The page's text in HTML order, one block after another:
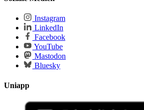
Instagram
LinkedIn
Facebook
YouTube
Mastodon
Bluesky
Uniapp